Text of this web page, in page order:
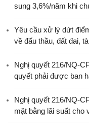
sung 3,6%/năm khi
Yêu cầu xử lý dứt
về đấu thầu, đất đai,
Nghị quyết 216/NQ-
quyết phải được ban
Nghị quyết 216/NQ-
mặt bằng lãi suất cho